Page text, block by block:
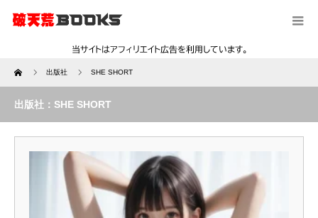
Home 出版社 SHE SHORT
出版社：SHE SHORT